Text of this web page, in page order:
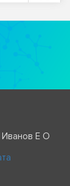
Иванов Е О